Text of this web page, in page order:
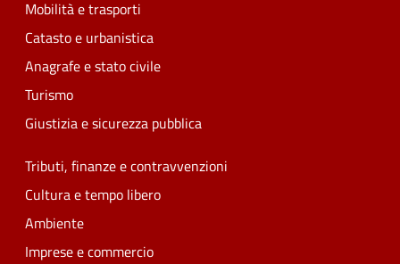
Mobilità e trasporti
Catasto e urbanistica
Anagrafe e stato civile
Turismo
Giustizia e sicurezza pubblica
Tributi, finanze e contravvenzioni
Cultura e tempo libero
Ambiente
Imprese e commercio